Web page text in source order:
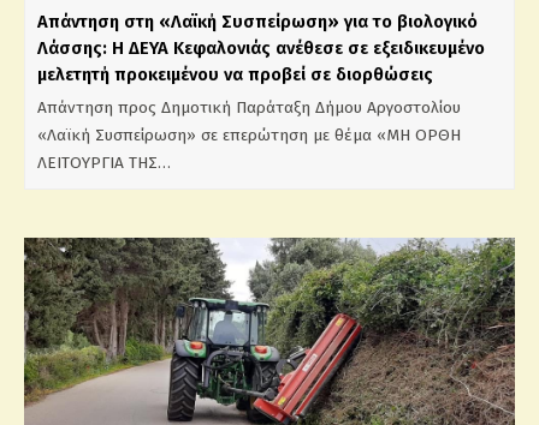
Απάντηση στη «Λαϊκή Συσπείρωση» για το βιολογικό
Λάσσης: Η ΔΕΥΑ Κεφαλονιάς ανέθεσε σε εξειδικευμένο
μελετητή προκειμένου να προβεί σε διορθώσεις
Απάντηση προς Δημοτική Παράταξη Δήμου Αργοστολίου
«Λαϊκή Συσπείρωση» σε επερώτηση με θέμα «ΜΗ ΟΡΘΗ
ΛΕΙΤΟΥΡΓΙΑ ΤΗΣ…